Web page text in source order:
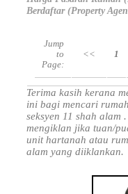
Berdaftar (Property
Jump
to
Page:
<< 1
Terima kasih kerana
ini bagi mencari
seksyen 11 shah
mengiklan jika tuan/
unit hartanah atau
alam yang diiklankan.